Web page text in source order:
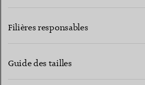
Filières responsables
Guide des tailles